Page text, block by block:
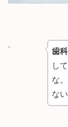
歯
し
な
な